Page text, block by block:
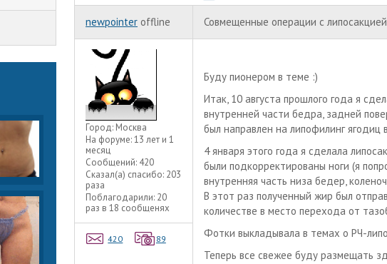
newpointer offline Совмещенные операции с липосакцией
Город: Москва
На форуме:13 лет и 1
месяц
Сообщений: 420
Сказал(а) спасибо: 203
раза
Поблагодарили: 20
раз в 18 сообщенях
420 89
Буду пионером в теме :)
Итак, 10 августа прошлого года я
внутренней части бедра, задней
был направлен на липофилинг ягодиц
4 января этого года я сделала
были подкорректированы ноги (я
внутренняя часть низа бедер,
В этот раз полученный жир был
количестве в место перехода от
Фотки выкладывала в темах о РЧ-
Теперь все свежее буду размещать